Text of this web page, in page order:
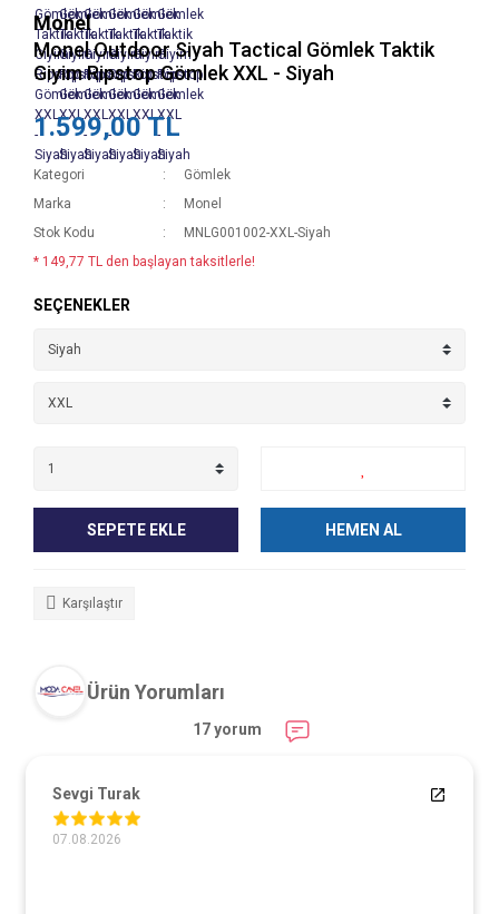
Monel
Monel Outdoor Siyah Tactical Gömlek Taktik
Giyim Ripstop Gömlek XXL - Siyah
1.599,00 TL
Kategori
Gömlek
Marka
Monel
Stok Kodu
MNLG001002-XXL-Siyah
* 149,77 TL den başlayan taksitlerle!
SEÇENEKLER
SEPETE EKLE HEMEN AL
Karşılaştır
Ürün Yorumları
17 yorum
Sevgi Turak
07.08.2026